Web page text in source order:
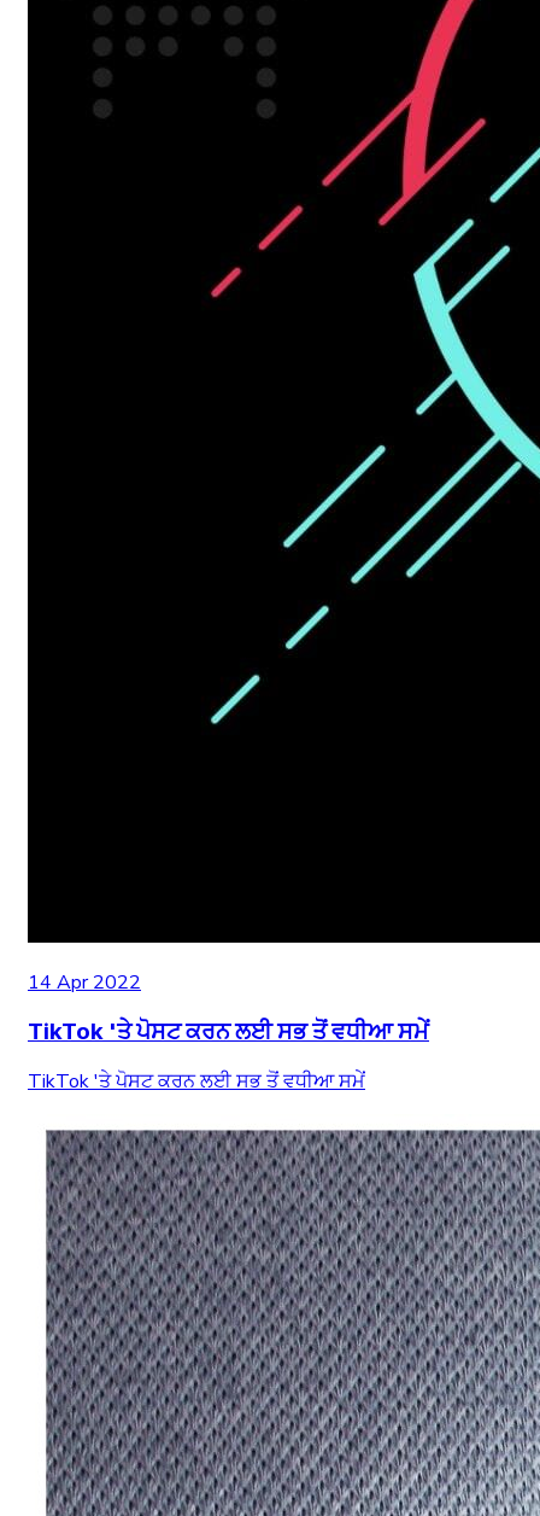
14 Apr 2022
TikTok 'ਤੇ ਪੋਸਟ ਕਰਨ ਲਈ ਸਭ ਤੋਂ ਵਧੀਆ ਸਮੇਂ
TikTok 'ਤੇ ਪੋਸਟ ਕਰਨ ਲਈ ਸਭ ਤੋਂ ਵਧੀਆ ਸਮੇਂ